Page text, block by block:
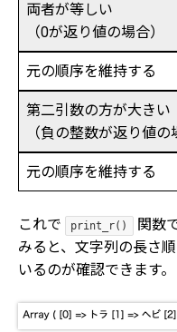
両者が等しい
（0が返り値の場合）
元の順序を維持する
第二引数の方が大きい
（負の整数が返り値の
元の順序を維持する
これで print_r()
関数
みると、文字列の長さ
いるのが確認できます。